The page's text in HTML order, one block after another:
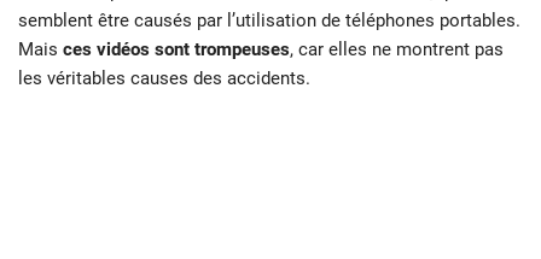
semblent être causés par l’utilisation de téléphones portables.
Mais ces vidéos sont trompeuses, car elles ne montrent pas
les véritables causes des accidents.